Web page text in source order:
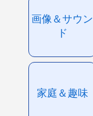
画像＆サウン
ド
家庭＆趣味